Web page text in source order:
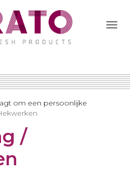
om een persoonlijke
/